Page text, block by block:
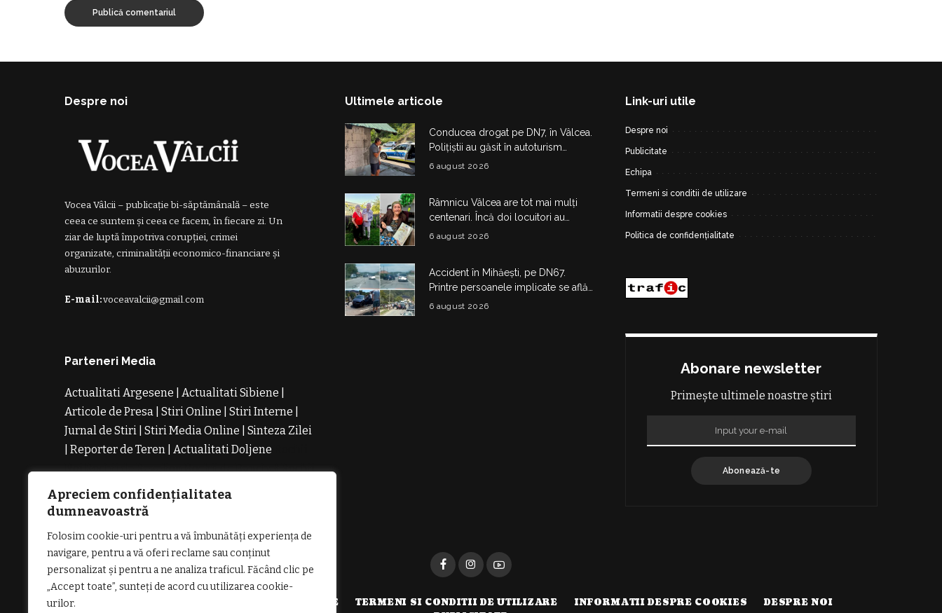
Apreciem confidențialitatea
dumneavoastră
Folosim cookie-uri pentru a vă îmbunătăți experiența de
navigare, pentru a vă oferi reclame sau conținut
personalizat și pentru a ne analiza traficul. Făcând clic pe
„Accept toate”, sunteți de acord cu utilizarea cookie-
urilor.
Despre noi
Vocea Vâlcii – publicație bi-săptămânală – este
ceea ce suntem și ceea ce facem, în fiecare zi. Un
ziar de luptă împotriva corupției, crimei
organizate, criminalității economico-financiare și
abuzurilor.
E-mail:voceavalcii@gmail.com
Parteneri Media
Actualitati Argesene Actualitati Sibiene
Articole de Presa
Stiri Online Stiri Interne
Jurnal de Stiri
Stiri Media Online
Sinteza Zilei
Reporter de Teren Actualitati Doljene
NoiRochii de RevelionRochii de BanchetRochii
de Cununie
Magazin de Rochii
Comanda Rochii de Seara
Ultimele articole
Conducea drogat pe DN7, în Vâlcea.
Polițiștii au găsit în autoturism
obiecte și substanțe suspecte
6 august 2026
Râmnicu Vâlcea are tot mai mulți
centenari. Încă doi locuitori au
împlinit 100 de ani în doar câteva zile
6 august 2026
Accident în Mihăești, pe DN67.
Printre persoanele implicate se află
și doi copii
6 august 2026
Link-uri utile
Despre noi
Publicitate
Echipa
Termeni si conditii de utilizare
Informatii despre cookies
Politica de confidențialitate
Abonare newsletter
Primește ultimele noastre știri
Abonează-te
GDPR: POLITICA DE CONFIDENȚIALITATE TERMENI SI CONDITII DE UTILIZARE INFORMATII DESPRE COOKIES
DESPRE NOI